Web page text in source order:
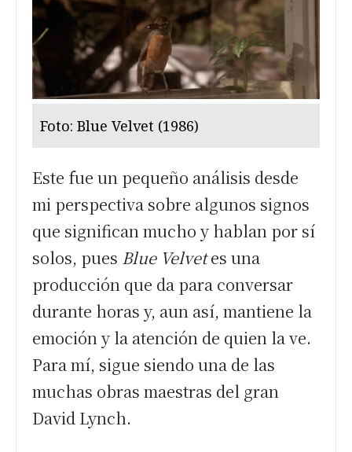
Foto: Blue Velvet (1986)
Este fue un pequeño análisis desde
mi perspectiva sobre algunos signos
que significan mucho y hablan por sí
solos, pues Blue Velvetes una
producción que da para conversar
durante horas y, aun así, mantiene la
emoción y la atención de quien la ve.
Para mí, sigue siendo una de las
muchas obras maestras del gran
David Lynch.